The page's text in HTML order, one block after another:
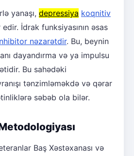
yanaşı, depressiya koqnitiv
İdrak funksiyasının əsas
nəzarətdir. Bu, beynin
dayandırma və ya impulsu
Bu sahədəki
tənzimləməkdə və qərar
səbəb ola bilər.
Baş Xəstəxanası və